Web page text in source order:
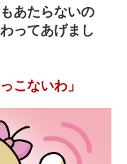
あたらないの
ってあげまし
こないわ」